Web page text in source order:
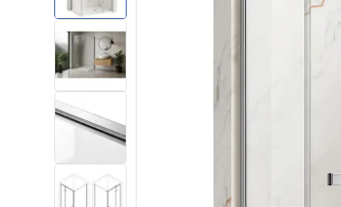
Tuš kade
Linearni odvodi
Zahodi, toaleti
Umivaonici